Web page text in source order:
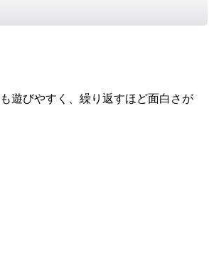
遊びやすく、繰り返すほど面白さが